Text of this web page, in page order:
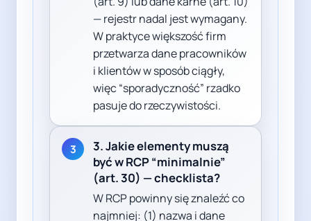
— rejestr nadal jest wymagany.
W praktyce większość firm
przetwarza dane pracowników
i klientów w sposób ciągły,
więc “sporadyczność” rzadko
pasuje do rzeczywistości.
3
3. Jakie elementy muszą
być w RCP “minimalnie”
(art. 30) — checklista?
W RCP powinny się znaleźć co
najmniej: (1) nazwa i dane